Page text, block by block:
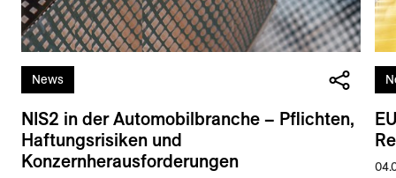
News
NIS2 in der Automobilbranche – Pflichten,
Haftungsrisiken und
Konzernherausforderungen